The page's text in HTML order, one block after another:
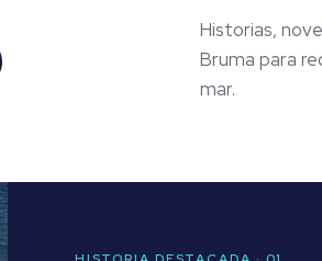
Historias,
Bruma para
mar.